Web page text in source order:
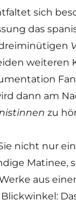
sich
das
weiteren
dann am
zu
nicht nur
Matinee,
aus